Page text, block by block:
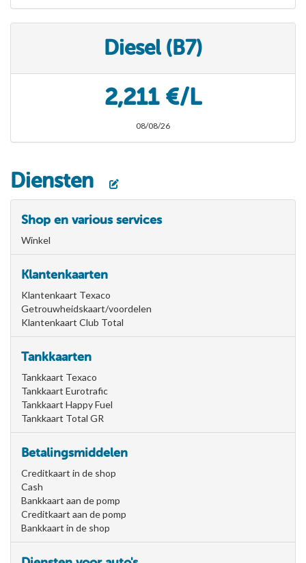
Diesel (B7)
2,211 €/L
08/08/26
Diensten
Shop en various services
Winkel
Klantenkaarten
Klantenkaart Texaco
Getrouwheidskaart/voordelen
Klantenkaart Club Total
Tankkaarten
Tankkaart Texaco
Tankkaart Eurotrafic
Tankkaart Happy Fuel
Tankkaart Total GR
Betalingsmiddelen
Creditkaart in de shop
Cash
Bankkaart aan de pomp
Creditkaart aan de pomp
Bankkaart in de shop